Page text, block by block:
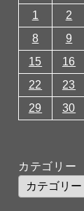
1
2
8
9
15
16
22
23
29
30
カテゴリー